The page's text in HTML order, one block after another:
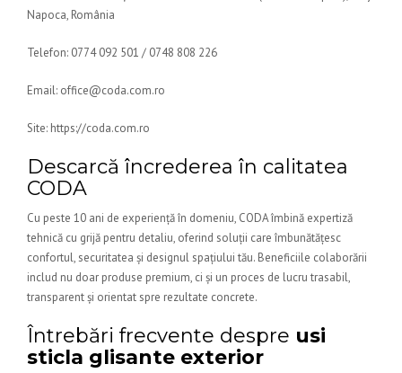
Napoca, România
Telefon: 0774 092 501 / 0748 808 226
Email: office@coda.com.ro
Site: https://coda.com.ro
Descarcă încrederea în calitatea
CODA
Cu peste 10 ani de experiență în domeniu, CODA îmbină expertiză
tehnică cu grijă pentru detaliu, oferind soluții care îmbunătățesc
confortul, securitatea și designul spațiului tău. Beneficiile colaborării
includ nu doar produse premium, ci și un proces de lucru trasabil,
transparent și orientat spre rezultate concrete.
Întrebări frecvente despre usi
sticla glisante exterior